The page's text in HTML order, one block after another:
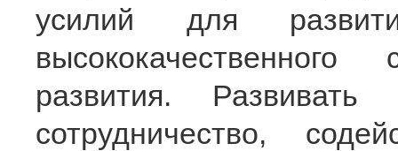
усилий для
развития. Развивать
сотрудничество,